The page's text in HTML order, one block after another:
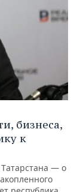
бизнеса,
к
— о